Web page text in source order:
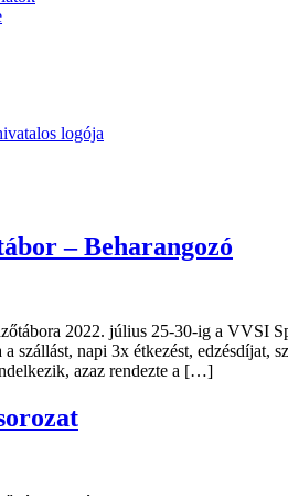
– Beharangozó
2022. július 25-30-ig a VVSI
szállást, napi 3x étkezést, edzésdíjat,
azaz rendezte a […]